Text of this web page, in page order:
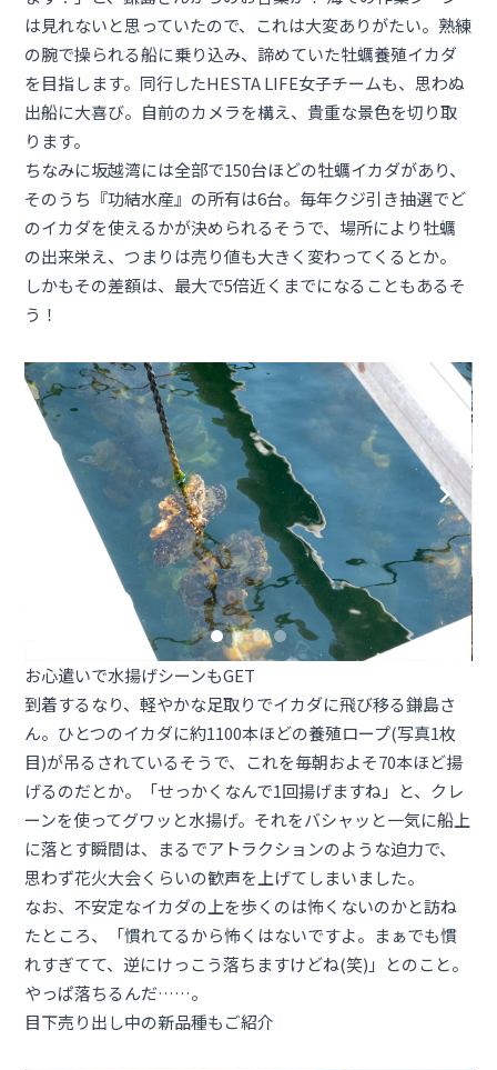
は見れないと思っていたので、これは大変ありがたい。熟練
の腕で操られる船に乗り込み、諦めていた牡蠣養殖イカダ
を目指します。同行したHESTA LIFE女子チームも、思わぬ
出船に大喜び。自前のカメラを構え、貴重な景色を切り取
ります。
ちなみに坂越湾には全部で150台ほどの牡蠣イカダがあり、
そのうち『功結水産』の所有は6台。毎年クジ引き抽選でど
のイカダを使えるかが決められるそうで、場所により牡蠣
の出来栄え、つまりは売り値も大きく変わってくるとか。
しかもその差額は、最大で5倍近くまでになることもあるそ
う！
お心遣いで水揚げシーンもGET
到着するなり、軽やかな足取りでイカダに飛び移る鎌島さ
ん。ひとつのイカダに約1100本ほどの養殖ロープ(写真1枚
目)が吊るされているそうで、これを毎朝およそ70本ほど揚
げるのだとか。「せっかくなんで1回揚げますね」と、クレ
ーンを使ってグワッと水揚げ。それをバシャッと一気に船上
に落とす瞬間は、まるでアトラクションのような迫力で、
思わず花火大会くらいの歓声を上げてしまいました。
なお、不安定なイカダの上を歩くのは怖くないのかと訪ね
たところ、「慣れてるから怖くはないですよ。まぁでも慣
れすぎてて、逆にけっこう落ちますけどね(笑)」とのこと。
やっぱ落ちるんだ……。
目下売り出し中の新品種もご紹介